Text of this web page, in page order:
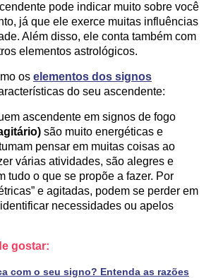
pode indicar muito sobre você
já que ele exerce muitas influências
Além disso, ele conta também com
elementos astrológicos.
os elementos dos signos
do seu ascendente:
ascendente em signos de fogo
são muito energéticas e
pensar em muitas coisas ao
várias atividades, são alegres e
tudo o que se propõe a fazer. Por
e agitadas, podem se perder em
necessidades ou apelos
gostar:
com o seu signo? Entenda as razões